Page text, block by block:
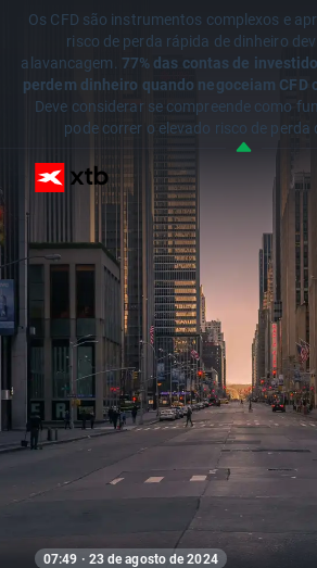
Os CFD são instrumentos complexos e
risco de perda rápida de dinheiro
alavancagem. 77% das contas de
perdem dinheiro quando negoceiam CFD
Deve considerar se compreende como
pode correr o elevado risco de perda
07:49 · 23 de agosto de 2024